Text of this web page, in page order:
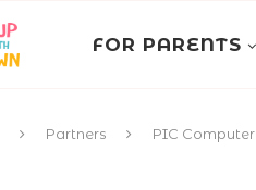
FOR PARENTS
Partners PIC Computer